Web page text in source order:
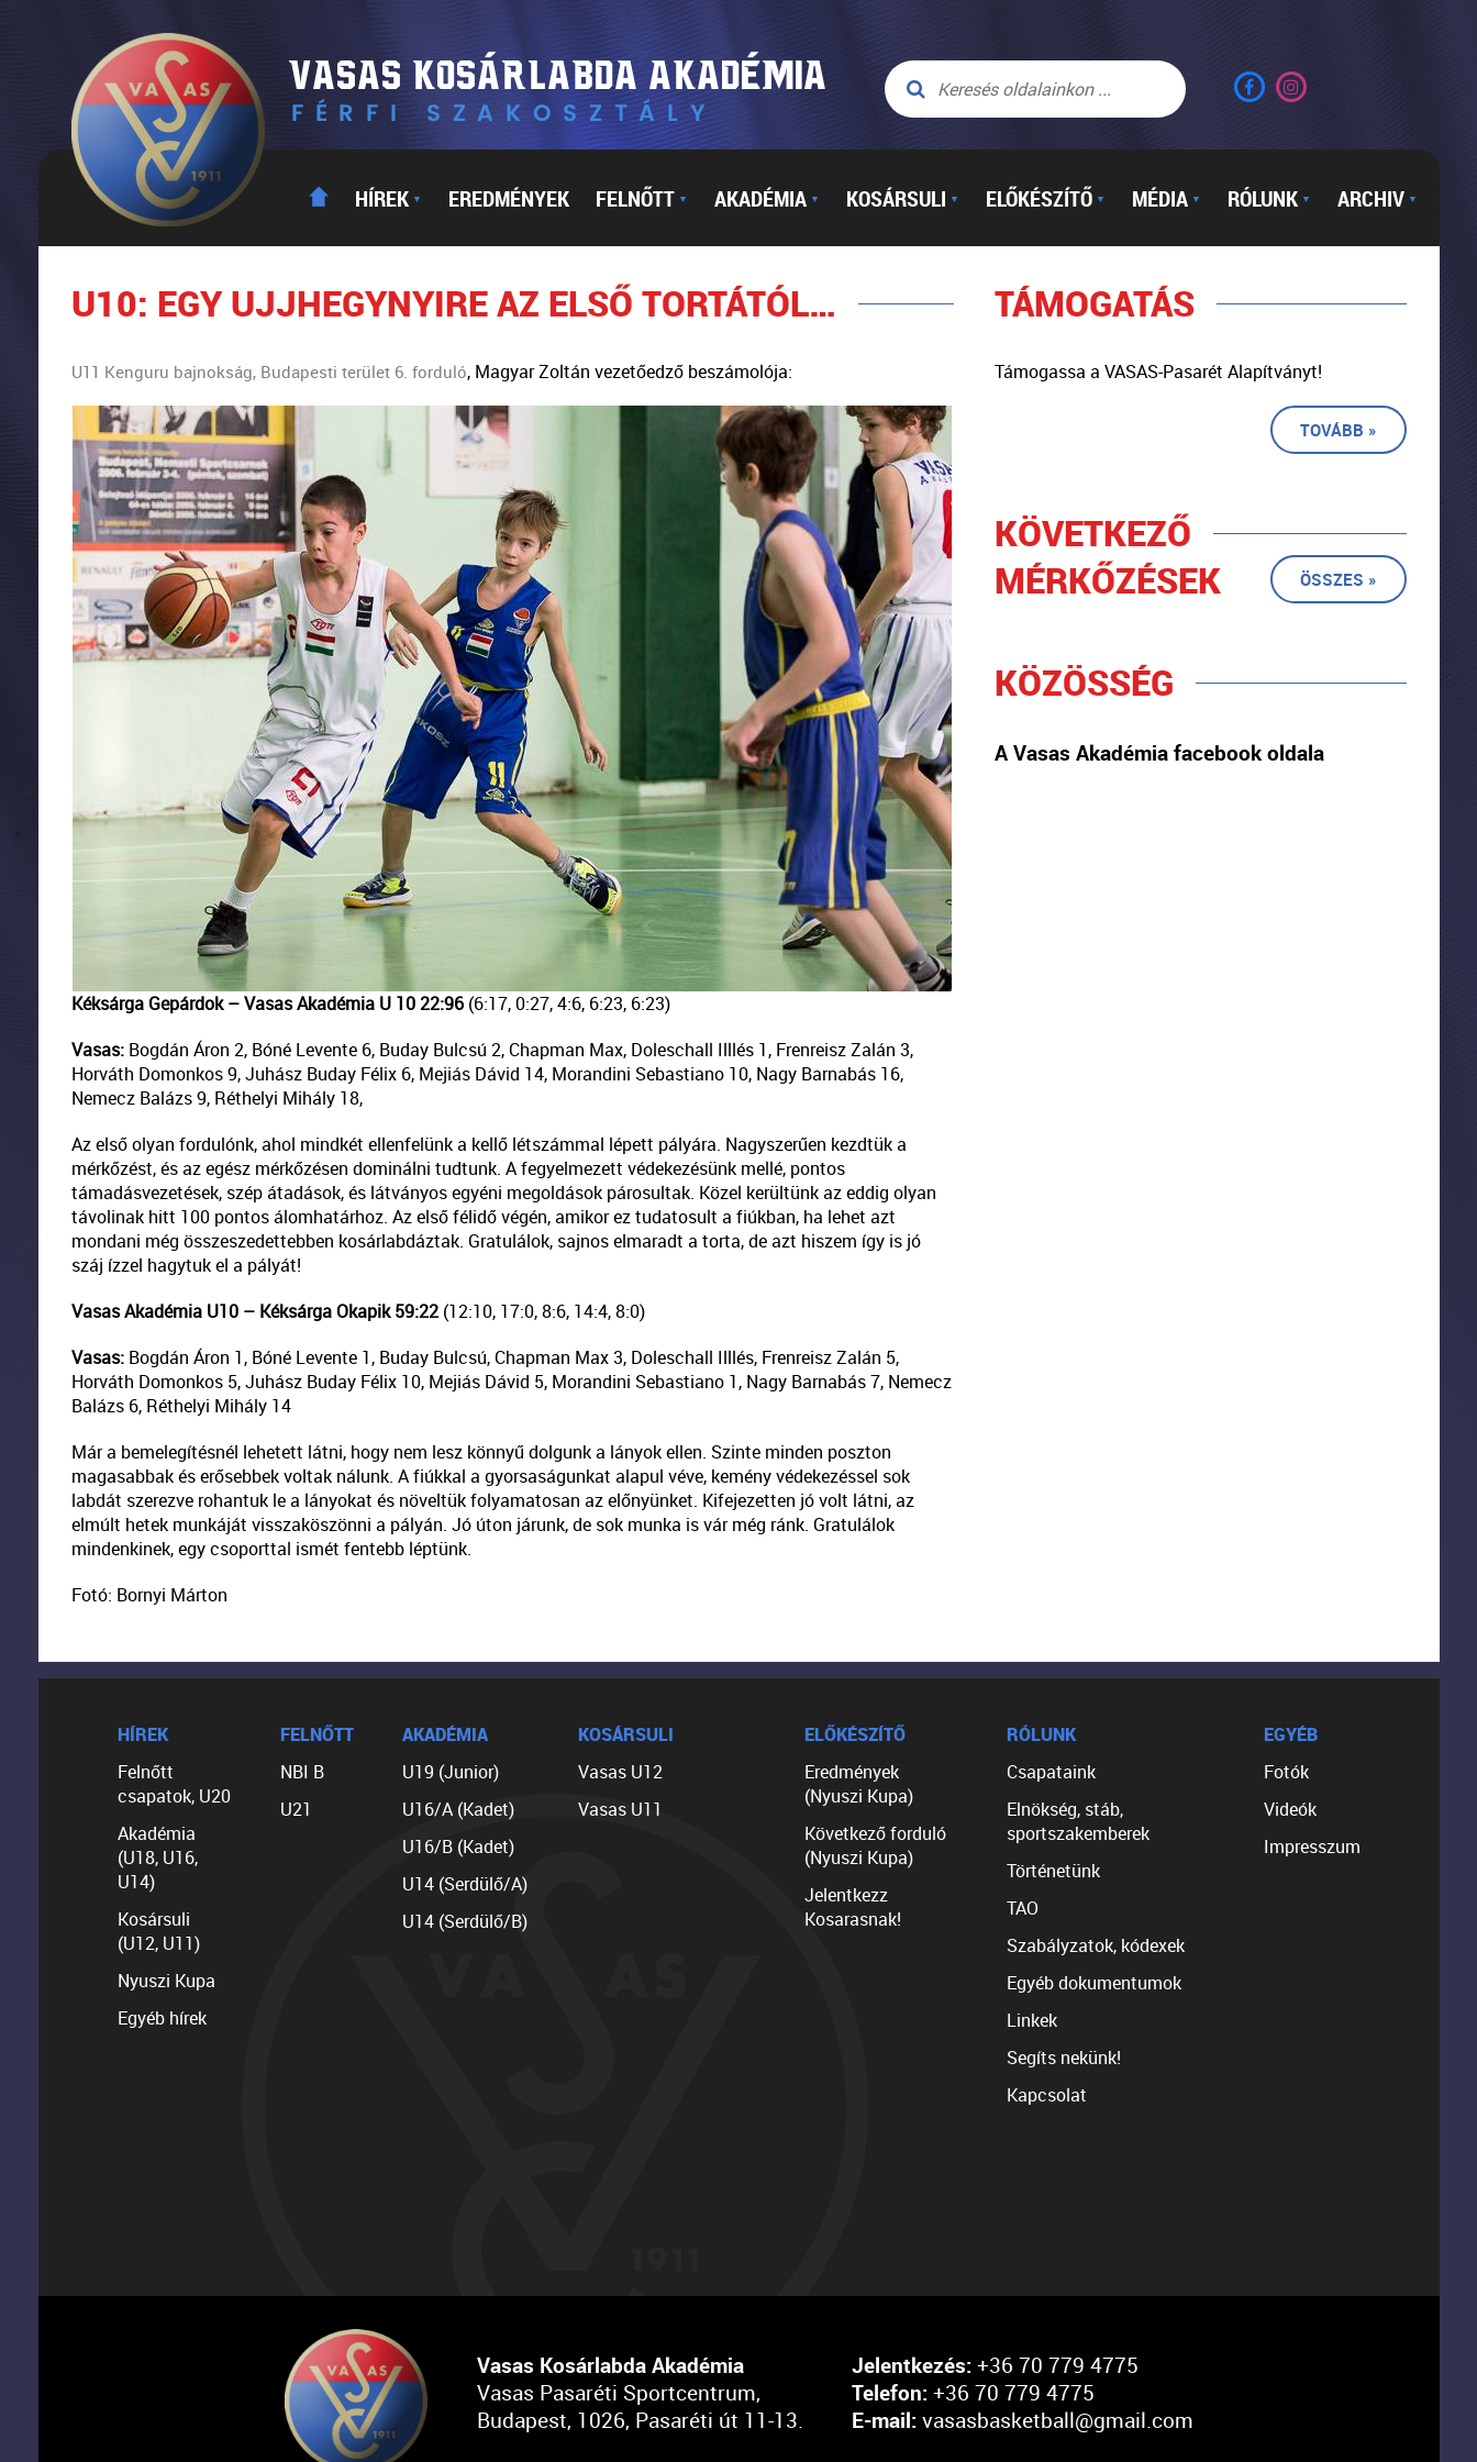
HÍREK ▼ EREDMÉNYEK FELNŐTT ▼ AKADÉMIA ▼ KOSÁRSULI ▼ ELŐKÉSZÍTŐ ▼ MÉDIA ▼ RÓLUNK ▼ ARCHIV ▼
U10: EGY UJJHEGYNYIRE AZ ELSŐ TORTÁTÓL…
U11 Kenguru bajnokság, Budapesti terület 6. forduló, Magyar Zoltán vezetőedző beszámolója:
Kéksárga Gepárdok – Vasas Akadémia U 10 22:96 (6:17, 0:27, 4:6, 6:23, 6:23)
Vasas:Bogdán Áron 2, Bóné Levente 6, Buday Bulcsú 2, Chapman Max, Doleschall Illlés 1, Frenreisz Zalán 3,
Horváth Domonkos 9, Juhász Buday Félix 6, Mejiás Dávid 14, Morandini Sebastiano 10, Nagy Barnabás 16,
Nemecz Balázs 9, Réthelyi Mihály 18,
Az első olyan fordulónk, ahol mindkét ellenfelünk a kellő létszámmal lépett pályára. Nagyszerűen kezdtük a
mérkőzést, és az egész mérkőzésen dominálni tudtunk. A fegyelmezett védekezésünk mellé, pontos
támadásvezetések, szép átadások, és látványos egyéni megoldások párosultak. Közel kerültünk az eddig olyan
távolinak hitt 100 pontos álomhatárhoz. Az első félidő végén, amikor ez tudatosult a fiúkban, ha lehet azt
mondani még összeszedettebben kosárlabdáztak. Gratulálok, sajnos elmaradt a torta, de azt hiszem így is jó
száj ízzel hagytuk el a pályát!
Vasas Akadémia U10 – Kéksárga Okapik 59:22 (12:10, 17:0, 8:6, 14:4, 8:0)
Vasas:Bogdán Áron 1, Bóné Levente 1, Buday Bulcsú, Chapman Max 3, Doleschall Illlés, Frenreisz Zalán 5,
Horváth Domonkos 5, Juhász Buday Félix 10, Mejiás Dávid 5, Morandini Sebastiano 1, Nagy Barnabás 7, Nemecz
Balázs 6, Réthelyi Mihály 14
Már a bemelegítésnél lehetett látni, hogy nem lesz könnyű dolgunk a lányok ellen. Szinte minden poszton
magasabbak és erősebbek voltak nálunk. A fiúkkal a gyorsaságunkat alapul véve, kemény védekezéssel sok
labdát szerezve rohantuk le a lányokat és növeltük folyamatosan az előnyünket. Kifejezetten jó volt látni, az
elmúlt hetek munkáját visszaköszönni a pályán. Jó úton járunk, de sok munka is vár még ránk. Gratulálok
mindenkinek, egy csoporttal ismét fentebb léptünk.
Fotó: Bornyi Márton
TÁMOGATÁS
Támogassa a VASAS-Pasarét Alapítványt!
TOVÁBB »
KÖVETKEZŐ
MÉRKŐZÉSEK
ÖSSZES »
KÖZÖSSÉG
A Vasas Akadémia facebook oldala
HÍREK
Felnőtt
csapatok, U20
Akadémia
(U18, U16,
U14)
Kosársuli
(U12, U11)
Nyuszi Kupa
Egyéb hírek
FELNŐTT
NBI B
U21
AKADÉMIA
U19 (Junior)
U16/A (Kadet)
U16/B (Kadet)
U14 (Serdülő/A)
U14 (Serdülő/B)
KOSÁRSULI
Vasas U12
Vasas U11
ELŐKÉSZÍTŐ
Eredmények
(Nyuszi Kupa)
Következő forduló
(Nyuszi Kupa)
Jelentkezz
Kosarasnak!
RÓLUNK
Csapataink
Elnökség, stáb,
sportszakemberek
Történetünk
TAO
Szabályzatok, kódexek
Egyéb dokumentumok
Linkek
Segíts nekünk!
Kapcsolat
EGYÉB
Fotók
Videók
Impresszum
Vasas Kosárlabda Akadémia
Vasas Pasaréti Sportcentrum,
Budapest, 1026, Pasaréti út 11-13.
Jelentkezés: +36 70 779 4775
Telefon: +36 70 779 4775
E-mail: vasasbasketball@gmail.com